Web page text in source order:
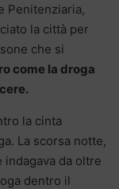
Penitenziaria,
la città per
che si
come la droga
la cinta
La scorsa notte,
indagava da oltre
dentro il